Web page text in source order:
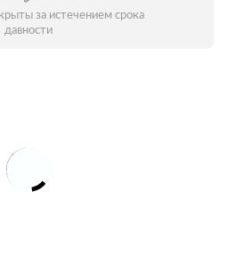
за истечением срока
давности